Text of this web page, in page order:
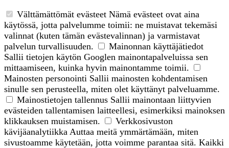
Välttämättömät evästeet Nämä evästeet ovat aina
käytössä, jotta palvelumme toimii: ne muistavat tekemäsi
valinnat (kuten tämän evästevalinnan) ja varmistavat
palvelun turvallisuuden.
Mainonnan käyttäjätiedot
Sallii tietojen käytön Googlen mainontapalveluissa sen
mittaamiseen, kuinka hyvin mainontamme toimii.
Mainosten personointi Sallii mainosten kohdentamisen
sinulle sen perusteella, miten olet käyttänyt palveluamme.
Mainostietojen tallennus Sallii mainontaan liittyvien
evästeiden tallentamisen laitteellesi, esimerkiksi mainoksen
klikkauksen muistamisen.
Verkkosivuston
kävijäanalytiikka Auttaa meitä ymmärtämään, miten
sivustoamme käytetään, jotta voimme parantaa sitä. Kaikki